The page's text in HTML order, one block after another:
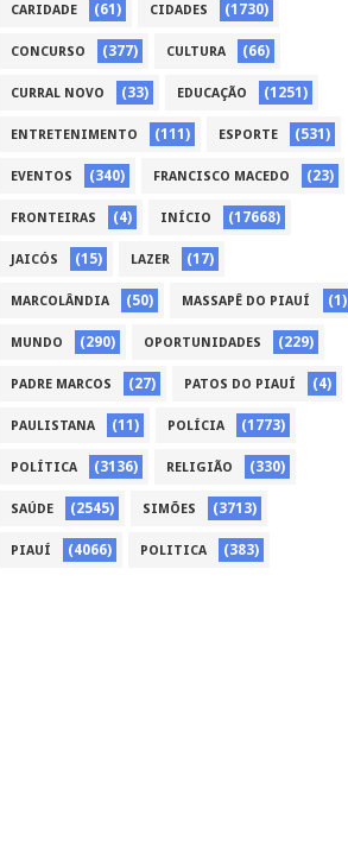
CARIDADE (61) CIDADES (1730)
CONCURSO (377) CULTURA (66)
CURRAL NOVO (33) EDUCAÇÃO (1251)
ENTRETENIMENTO (111) ESPORTE (531)
EVENTOS (340) FRANCISCO MACEDO (23)
FRONTEIRAS (4) INÍCIO (17668)
JAICÓS (15) LAZER (17)
MARCOLÂNDIA (50) MASSAPÊ DO PIAUÍ (1)
MUNDO (290) OPORTUNIDADES (229)
PADRE MARCOS (27) PATOS DO PIAUÍ (4)
PAULISTANA (11) POLÍCIA (1773)
POLÍTICA (3136) RELIGIÃO (330)
SAÚDE (2545) SIMÕES (3713)
PIAUÍ (4066) POLITICA (383)